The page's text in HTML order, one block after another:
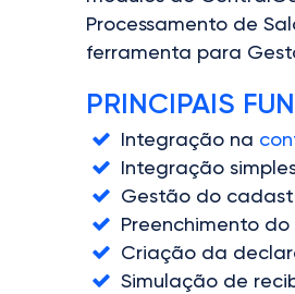
Processamento de
ferramenta para
PRINCIPAIS
Integração na
Integração
Gestão do
Preenchimento
Criação da
Simulação de